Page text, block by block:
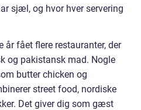
sjæl, og hvor hver servering
år fået flere restauranter, der
og pakistansk mad. Nogle
butter chicken og
street food, nordiske
Det giver dig som gæst